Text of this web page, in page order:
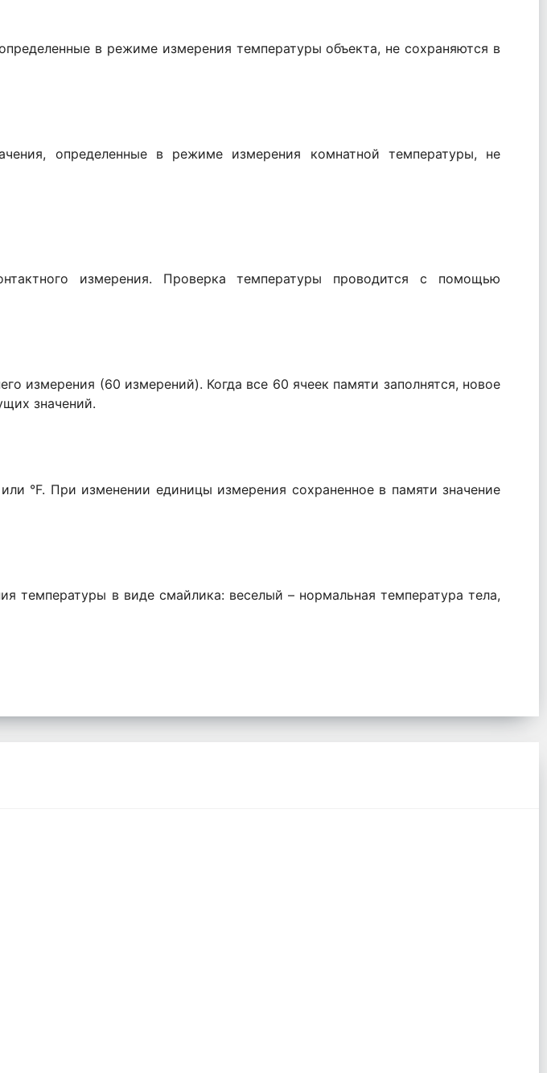
в режиме измерения температуры объекта, не сохраняются в
определенные в режиме измерения комнатной температуры, не
измерения. Проверка температуры проводится с помощью
измерения (60 измерений). Когда все 60 ячеек памяти заполнятся, новое
значений.
°F. При изменении единицы измерения сохраненное в памяти значение
температуры в виде смайлика: веселый – нормальная температура тела,